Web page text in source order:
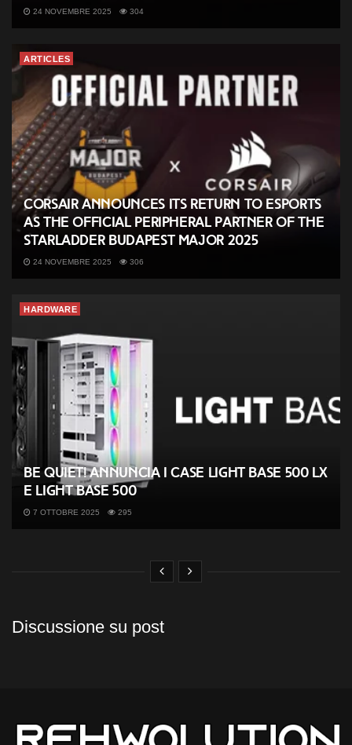
24 NOVEMBRE 2025 304
ARTICLES
CORSAIR Announces its Return to Esports
as the Official Peripheral Partner of the
StarLadder Budapest Major 2025
24 NOVEMBRE 2025 306
HARDWARE
be quiet! annuncia i case Light Base 500 LX
e Light Base 500
7 OTTOBRE 2025 295
Discussione su post